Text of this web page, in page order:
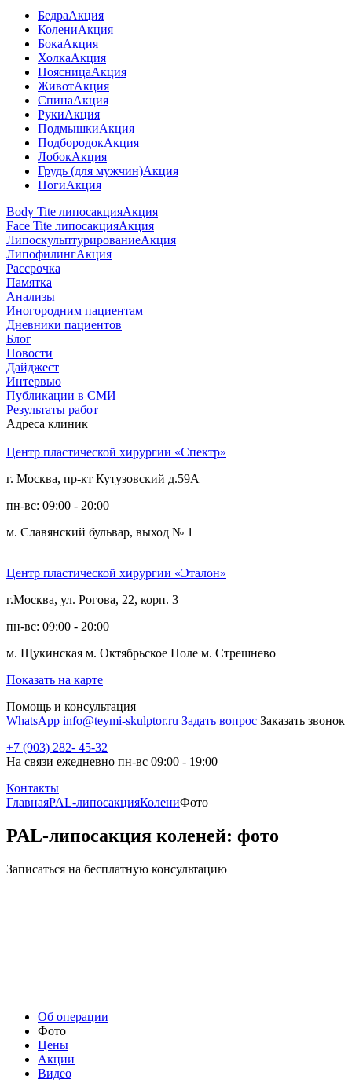
БедраАкция
КолениАкция
БокаАкция
ХолкаАкция
ПоясницаАкция
ЖивотАкция
СпинаАкция
РукиАкция
ПодмышкиАкция
ПодбородокАкция
ЛобокАкция
Грудь (для мужчин)Акция
НогиАкция
Body Tite липосакцияАкция
Face Tite липосакцияАкция
ЛипоскульптурированиеАкция
ЛипофилингАкция
Рассрочка
Памятка
Анализы
Иногородним пациентам
Дневники пациентов
Блог
Новости
Дайджест
Интервью
Публикации в СМИ
Результаты работ
Адреса клиник
Центр пластической хирургии «Спектр»
г. Москва, пр-кт Кутузовский д.59А
пн-вс: 09:00 - 20:00
м. Славянский бульвар, выход № 1
Центр пластической хирургии «Эталон»
г.Москва, ул. Рогова, 22, корп. 3
пн-вс: 09:00 - 20:00
м. Щукинская м. Октябрьское Поле м. Стрешнево
Показать на карте
Помощь и консультация
WhatsApp info@teymi-skulptor.ru Задать вопрос Заказать звонок
+7 (903) 282- 45-32
На связи ежедневно пн-вс 09:00 - 19:00
Контакты
ГлавнаяPAL-липосакцияКолениФото
PAL-липосакция коленей: фото
Записаться на бесплатную консультацию
Об операции
Фото
Цены
Акции
Видео